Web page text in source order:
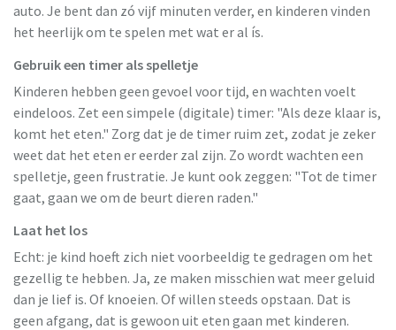
auto. Je bent dan zó vijf minuten verder, en kinderen vinden
het heerlijk om te spelen met wat er al ís.
Gebruik een timer als spelletje
Kinderen hebben geen gevoel voor tijd, en wachten voelt
eindeloos. Zet een simpele (digitale) timer: "Als deze klaar is,
komt het eten." Zorg dat je de timer ruim zet, zodat je zeker
weet dat het eten er eerder zal zijn. Zo wordt wachten een
spelletje, geen frustratie. Je kunt ook zeggen: "Tot de timer
gaat, gaan we om de beurt dieren raden."
Laat het los
Echt: je kind hoeft zich niet voorbeeldig te gedragen om het
gezellig te hebben. Ja, ze maken misschien wat meer geluid
dan je lief is. Of knoeien. Of willen steeds opstaan. Dat is
geen afgang, dat is gewoon uit eten gaan met kinderen.